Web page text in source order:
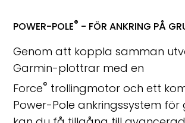
POWER-POLE® - FÖR ANKRING PÅ
Genom att koppla samman
Garmin-plottrar med en
Force® trollingmotor och ett
Power-Pole ankringssystem